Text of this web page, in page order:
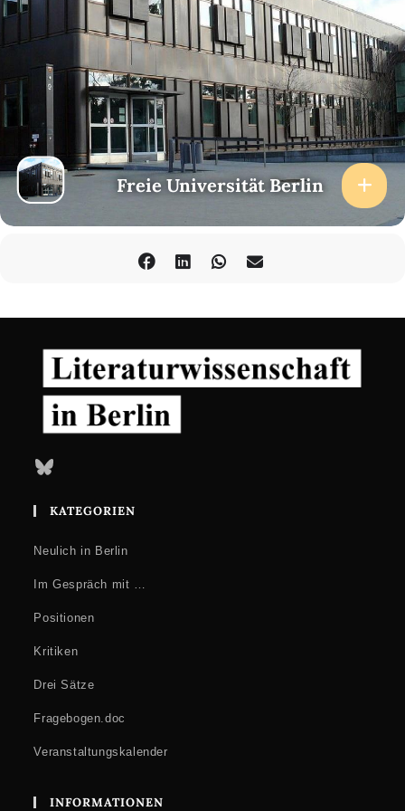
Diskutant*innen: Caspar Battegay, Joela Jacobs, Agnes
Mueller, Jonathan Skolnik
Moderation: Darja Klingenberg
16:00 Ausklang & Abreise
Freie Universität Berlin, Raum 0.1063 (Holzlaube, Fabeckstr. 23/25)
Freie Universität Berlin
Bluesky
KATEGORIEN
Neulich in Berlin
Im Gespräch mit …
Positionen
Kritiken
Drei Sätze
Fragebogen.doc
Veranstaltungskalender
INFORMATIONEN